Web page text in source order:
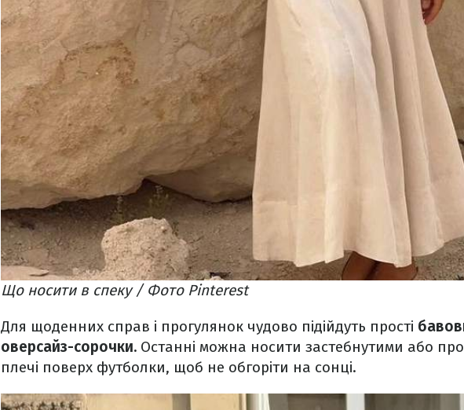
Що носити в спеку / Фото Pinterest
Для щоденних справ і прогулянок чудово підійдуть прості
оверсайз-сорочки. Останні можна носити застебнутими або
плечі поверх футболки, щоб не обгоріти на сонці.